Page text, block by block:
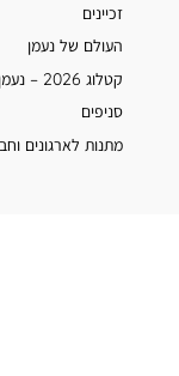
זכיינים
העולם של נעמן
קטלוג 2026 – נעמן
סניפים
מתנות לארגונים